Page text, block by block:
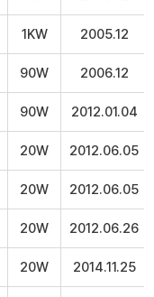
1KW 2005.12
90W 2006.12
90W 2012.01.04
20W 2012.06.05
20W 2012.06.05
20W 2012.06.26
20W 2014.11.25